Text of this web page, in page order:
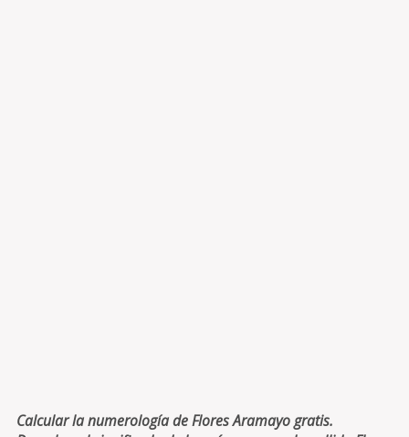
Calcular la numerología de Flores Aramayo gratis.